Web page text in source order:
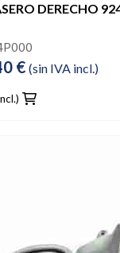
DERECHO
€ (sin IVA incl.)